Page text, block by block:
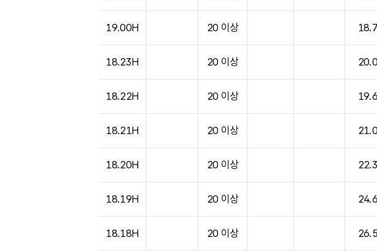
19.00H 20 이상 18.7
18.23H 20 이상
18.22H 20 이상 19.6
18.21H 20 이상
18.20H 20 이상 22.3
18.19H 20 이상 24.6
18.18H 20 이상 26.5